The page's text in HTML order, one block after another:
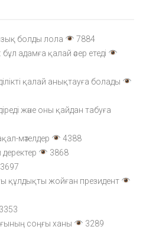
болды лола
7884
адамға қалай әсер етеді
қалай анықтауға болады
және оны қайдан табуға
мәтелдер
4388
3868
3697
құлдықты жойған президент
3353
соңғы ханы
3289